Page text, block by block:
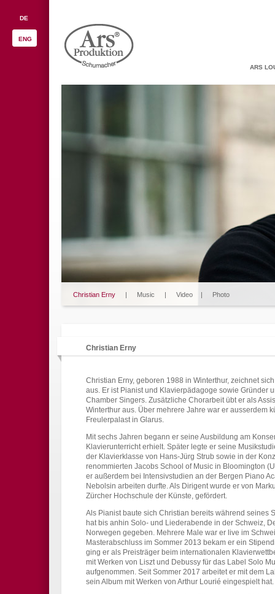
DE
ENG
ARS
Christian Erny | Music | Video | Photo
Christian Erny
Christian Erny, geboren 1988 in Winterthur, zeichnet
aus. Er ist Pianist und Klavierpädagoge sowie Gründer
Chamber Singers. Zusätzliche Chorarbeit übt er als
Winterthur aus. Über mehrere Jahre war er ausserdem
Freulerpalast in Glarus.
Mit sechs Jahren begann er seine Ausbildung am
Klavierunterricht erhielt. Später legte er seine
der Klavierklasse von Hans-Jürg Strub sowie in der
renommierten Jacobs School of Music in Bloomington
er außerdem bei Intensivstudien an der Bergen Piano
Nebolsin arbeiten durfte. Als Dirigent wurde er von
Zürcher Hochschule der Künste, gefördert.
Als Pianist baute sich Christian bereits während seines
hat bis anhin Solo- und Liederabende in der Schweiz,
Norwegen gegeben. Mehrere Male war er live im
Masterabschluss im Sommer 2013 bekam er ein
ging er als Preisträger beim internationalen
mit Werken von Liszt und Debussy für das Label Solo
aufgenommen. Seit Sommer 2017 arbeitet er mit dem
sein Album mit Werken von Arthur Lourié eingespielt hat.